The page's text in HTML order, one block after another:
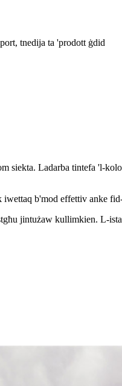
tnedija ta 'prodott ġdid
siekta. Ladarba tintefa 'l-
b'mod effettiv anke
jintużaw kullimkien. L-